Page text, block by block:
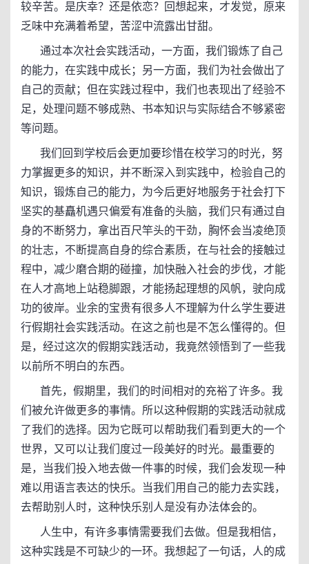
较辛苦。是庆幸？还是依恋？回想起来，才发觉，原来
乏味中充满着希望，苦涩中流露出甘甜。
通过本次社会实践活动，一方面，我们锻炼了自己
的能力，在实践中成长；另一方面，我们为社会做出了
自己的贡献；但在实践过程中，我们也表现出了经验不
足，处理问题不够成熟、书本知识与实际结合不够紧密
等问题。
我们回到学校后会更加要珍惜在校学习的时光，努
力掌握更多的知识，并不断深入到实践中，检验自己的
知识，锻炼自己的能力，为今后更好地服务于社会打下
坚实的基矗机遇只偏爱有准备的头脑，我们只有通过自
身的不断努力，拿出百尺竿头的干劲，胸怀会当凌绝顶
的壮志，不断提高自身的综合素质，在与社会的接触过
程中，减少磨合期的碰撞，加快融入社会的步伐，才能
在人才高地上站稳脚跟，才能扬起理想的风帆，驶向成
功的彼岸。业余的宝贵有很多人不理解为什么学生要进
行假期社会实践活动。在这之前也是不怎么懂得的。但
是，经过这次的假期实践活动，我竟然领悟到了一些我
以前所不明白的东西。
首先，假期里，我们的时间相对的充裕了许多。我
们被允许做更多的事情。所以这种假期的实践活动就成
了我们的选择。因为它既可以帮助我们看到更大的一个
世界，又可以让我们度过一段美好的时光。最重要的
是，当我们投入地去做一件事的时候，我们会发现一种
难以用语言表达的快乐。当我们用自己的能力去实践，
去帮助别人时，这种快乐别人是没有办法体会的。
人生中，有许多事情需要我们去做。但是我相信，
这种实践是不可缺少的一环。我想起了一句话，人的成